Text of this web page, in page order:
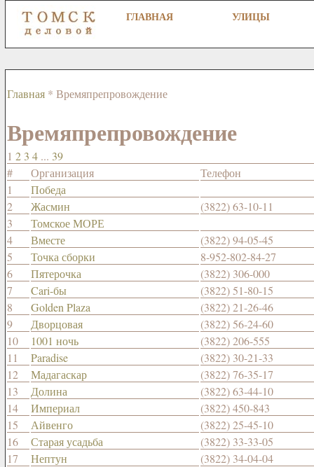
ГЛАВНАЯ УЛИЦЫ
Главная * Времяпрепровождение
Времяпрепровождение
1 2 3 4 ... 39
#
Организация
Телефон
1
Победа
2
Жасмин
(3822) 63-10-11
3
Томское МОРЕ
4
Вместе
(3822) 94-05-45
5
Точка сборки
8-952-802-84-27
6
Пятерочка
(3822) 306-000
7
Cari-бы
(3822) 51-80-15
8
Golden Plaza
(3822) 21-26-46
9
Дворцовая
(3822) 56-24-60
10
1001 ночь
(3822) 206-555
11
Paradise
(3822) 30-21-33
12
Мадагаскар
(3822) 76-35-17
13
Долина
(3822) 63-44-10
14
Империал
(3822) 450-843
15
Айвенго
(3822) 25-45-10
16
Старая усадьба
(3822) 33-33-05
17
Нептун
(3822) 34-04-04